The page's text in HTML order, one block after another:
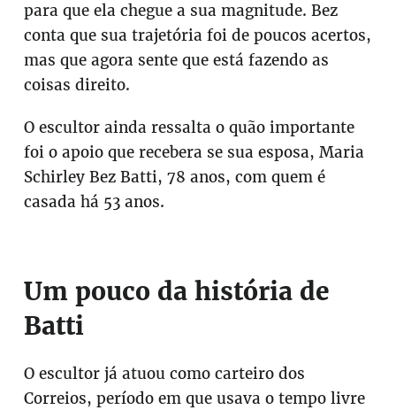
para que ela chegue a sua magnitude. Bez
conta que sua trajetória foi de poucos acertos,
mas que agora sente que está fazendo as
coisas direito.
O escultor ainda ressalta o quão importante
foi o apoio que recebera se sua esposa, Maria
Schirley Bez Batti, 78 anos, com quem é
casada há 53 anos.
Um pouco da história de
Batti
O escultor já atuou como carteiro dos
Correios, período em que usava o tempo livre